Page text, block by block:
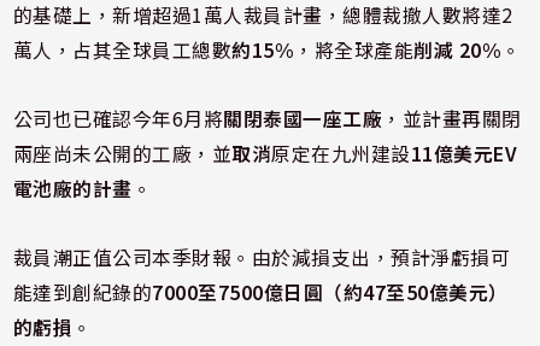
的基礎上，新增超過1萬人裁員計畫，總體裁撤人數將達2
萬人，占其全球員工總數約15% ，將全球產能削減 20% 。
公司也已確認今年6月將關閉泰國一座工廠 ，並計畫再關閉
兩座尚未公開的工廠，並取消原定在九州建設11億美元EV
電池廠的計畫 。
裁員潮正值公司本季財報。由於減損支出，預計淨虧損可
能達到創紀錄的7000至7500億日圓（約47至50億美元）
的虧損 。